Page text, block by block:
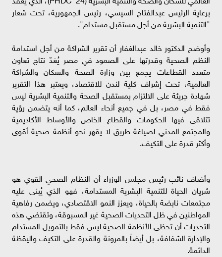
برعاية الرئيس عبدالفتاح السيسي، رئيس الجمهورية، تحت شعار
"التنمية البشرية من أجل مستقبل مستدام".
وأوضح الدكتور خالد عبدالغفار أن تقرير الشراكة من أجل استدامة
النظم الصحية وقدرتها على الصمود في مصر يُعَدّ نتاج تعاون
متعدد القطاعات يجمع بين وزارة الصحة والسكان والشراكة
العالمية، تحت إشراف كلية لندن للاقتصاد، ويعتبر هذا التقرير
شهادة جريئة على الالتزام بمستقبل الصحة والتنمية البشرية ليس
فقط في مصر، بل في جميع أنحاء العالم، كما أنه يتضمن رؤية
تتلاقى فيها الحكومات والقطاع الخاص والأوساط الأكاديمية
والمجتمع المدني لصياغة طريق لا يقهر نحو أنظمة صحية أقوى
وأكثر قدرة على التكيف.
وأضاف نائب رئيس مجلس الوزراء أن النظام الصحي القوي هو
شريان الحياة للتنمية البشرية المستدامة، فهو الذي يُبنى عليه
مجتمعات نابضة بالحياة، ويعزز النمو الاقتصادي، ويضمن رفاهية
المواطنين في ظل التحديات الصحية غير المسبوقة، وتقتضي هذه
التحديات أن تحظى الأنظمة الصحية ليس فقط بالتمويل المستدام
والإدارة الشفافة، بل أيضاً بالمرونة والقدرة على التكيف واليقظة
الدائمة.